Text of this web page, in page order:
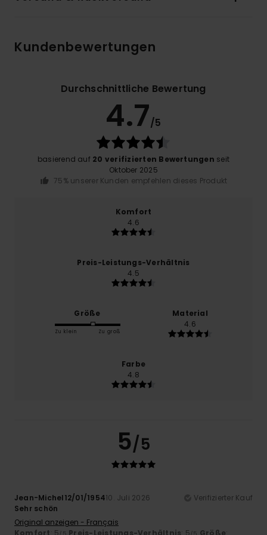
Kundenbewertungen
Durchschnittliche Bewertung
4.7/5
basierend auf 20 verifizierten Bewertungen seit
Oktober 2025
75% unserer Kunden empfehlen dieses Produkt
Komfort
4.6
Preis-Leistungs-Verhältnis
4.5
Größe
Zu klein Zu groß
Material
4.6
Farbe
4.8
5/5
Jean-Michel12/01/195410. Juli 2026
Verifizierter Kauf
Sehr schön
Original anzeigen - Français
Komfort: 5 /5 Preis-Leistungs-Verhältnis: 5 /5 Größe: